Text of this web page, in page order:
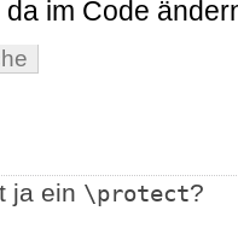
im Code
ja ein \protect?